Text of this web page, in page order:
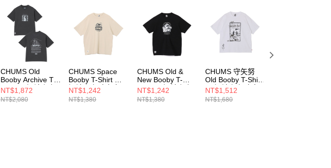
CHUMS Old
Booby Archive T-
Shirt 男 短袖上衣
炭黑色
CH012724G004
NT$1,872
NT$2,080
CHUMS Space
Booby T-Shirt 男
短袖上衣 米灰色
CH012788G057
NT$1,242
NT$1,380
CHUMS Old &
New Booby T-
Shirt 男 短袖上衣
黑色
CH012738K001
NT$1,242
NT$1,380
CHUMS 守矢努
Old Booby T-Shirt
男 短袖上衣 白色
CH012791W001
NT$1,512
NT$1,680